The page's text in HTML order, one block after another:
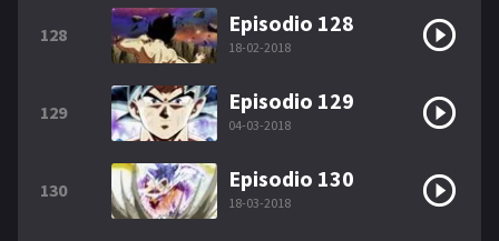
128 Episodio 128
18-02-2018
129 Episodio 129
04-03-2018
130 Episodio 130
18-03-2018